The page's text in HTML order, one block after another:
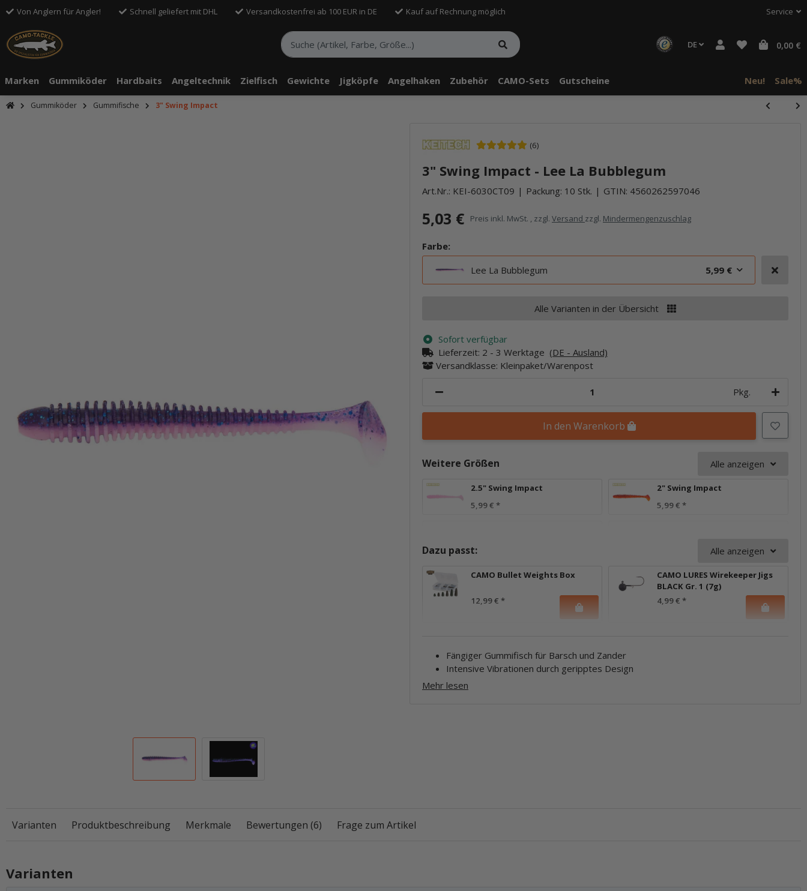
Von Anglern für Angler! Schnell geliefert mit DHL Versandkostenfrei ab 100 EUR in DE Kauf auf Rechnung möglich Service
DE 0,00 €
Marken Gummiköder Hardbaits Angeltechnik Zielfisch Gewichte Jigköpfe Angelhaken Zubehör CAMO-Sets Gutscheine Neu! Sale%
Gummiköder Gummifische 3" Swing Impact
(6)
3" Swing Impact - Lee La Bubblegum
Art.Nr.: KEI-6030CT09 Packung: 10 Stk. GTIN: 4560262597046
5,03 € Preis inkl. MwSt. , zzgl. Versand zzgl. Mindermengenzuschlag
Farbe:
Lee La Bubblegum
5,99 €
Alle Varianten in der Übersicht
Sofort verfügbar
Lieferzeit: 2 - 3 Werktage (DE - Ausland)
Versandklasse: Kleinpaket/Warenpost
Pkg.
In den Warenkorb
Weitere Größen Alle anzeigen
2.5" Swing Impact
5,99 € *
2" Swing Impact
5,99 € *
Dazu passt: Alle anzeigen
CAMO Bullet Weights Box
12,99 € *
CAMO LURES Wirekeeper Jigs
BLACK Gr. 1 (7g)
4,99 € *
Fängiger Gummifisch für Barsch und Zander
Intensive Vibrationen durch geripptes Design
Mehr lesen
Varianten Produktbeschreibung Merkmale Bewertungen (6) Frage zum Artikel
Varianten